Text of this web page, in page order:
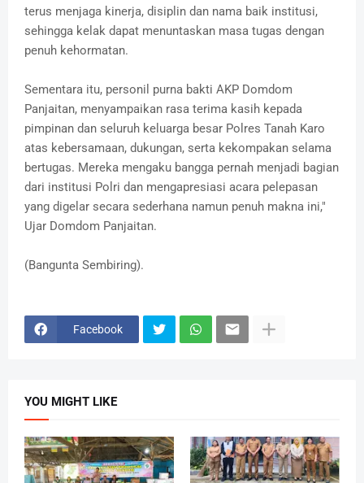
terus menjaga kinerja, disiplin dan nama baik institusi,
sehingga kelak dapat menuntaskan masa tugas dengan
penuh kehormatan.
Sementara itu, personil purna bakti AKP Domdom
Panjaitan, menyampaikan rasa terima kasih kepada
pimpinan dan seluruh keluarga besar Polres Tanah Karo
atas kebersamaan, dukungan, serta kekompakan selama
bertugas. Mereka mengaku bangga pernah menjadi bagian
dari institusi Polri dan mengapresiasi acara pelepasan
yang digelar secara sederhana namun penuh makna ini,"
Ujar Domdom Panjaitan.
(Bangunta Sembiring).
Facebook
YOU MIGHT LIKE